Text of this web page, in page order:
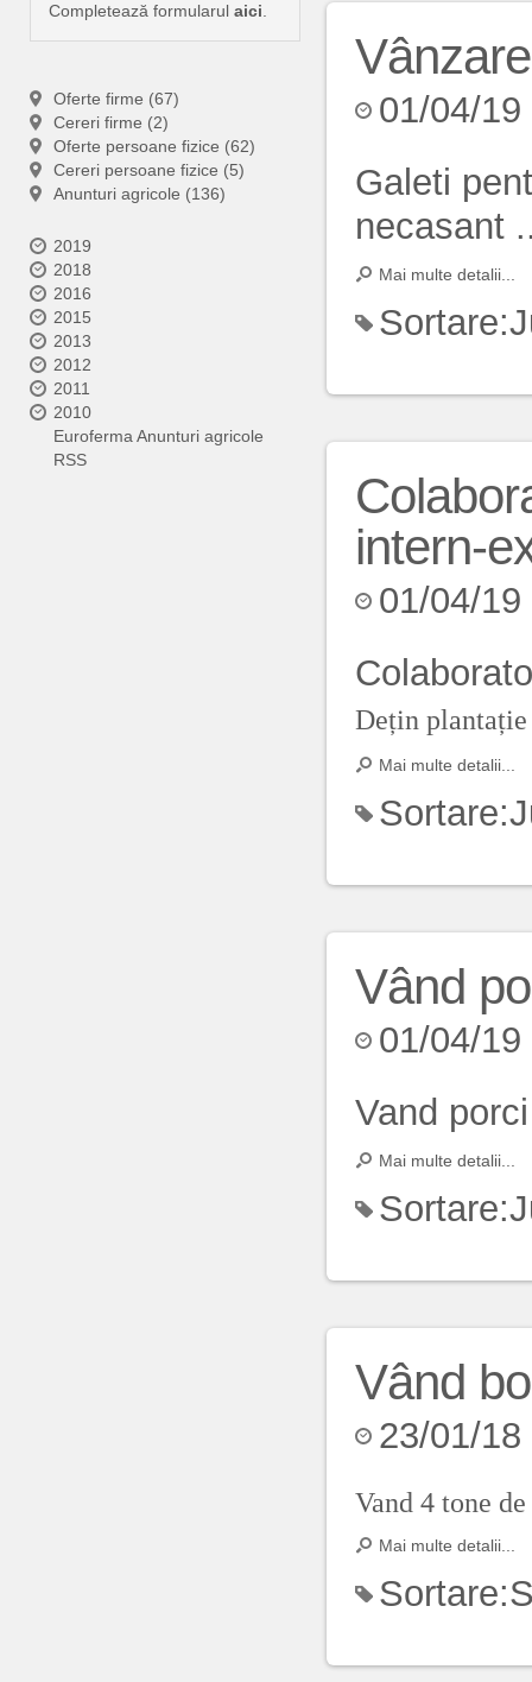
Completează formularul aici
Oferte firme (67)
Cereri firme (2)
Oferte persoane fizice (62)
Cereri persoane fizice (5)
Anunturi agricole (136)
2019
2018
2016
2015
2013
2012
2011
2010
Euroferma Anunturi agricole
RSS
01/04/19
Galeti
necasant
Mai multe detalii...
Sortare:
intern-
01/04/19
Dețin plantație
Mai multe detalii...
Sortare:
Vând
01/04/19
Vand
Mai multe detalii...
Sortare:
Vând
23/01/18
Vand 4 tone
Mai multe detalii...
Sortare: